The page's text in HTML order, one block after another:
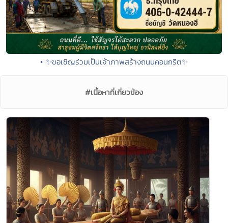
• ✨ขอเชิญร่วมเป็นเจ้าภาพสร้างถนนคอนกรีต✨
#เนื้อหาที่เกี่ยวข้อง